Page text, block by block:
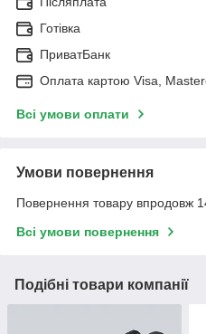
Готівка
ПриватБанк
Оплата картою Visa,
Всі умови оплати
Умови повернення
Повернення товару впродовж
Всі умови повернення
Подібні товари компанії